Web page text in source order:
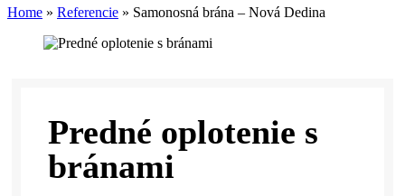
Home » Referencie » Samonosná brána – Nová Dedina
Predné oplotenie s
bránami